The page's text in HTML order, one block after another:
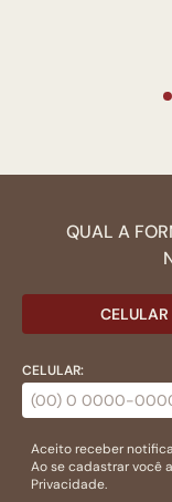
QUAL A
CELULAR
CELULAR:
Aceito receber
Ao se cadastrar você
Privacidade.